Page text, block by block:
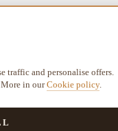
traffic and personalise offers.
More in our Cookie policy.